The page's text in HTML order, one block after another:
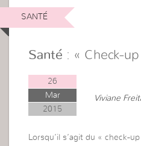
SANTÉ
Santé : « Check-
26
Mar
2015
Viviane
Lorsqu’il s’agit du « check-